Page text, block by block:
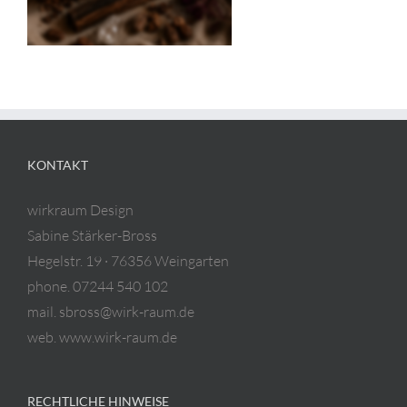
KONTAKT
wirkraum Design
Sabine Stärker-Bross
Hegelstr. 19 · 76356 Weingarten
phone. 07244 540 102
mail. sbross@wirk-raum.de
web. www.wirk-raum.de
RECHTLICHE HINWEISE